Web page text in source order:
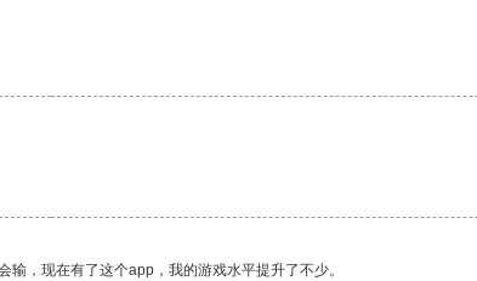
，现在有了这个app，我的游戏水平提升了不少。